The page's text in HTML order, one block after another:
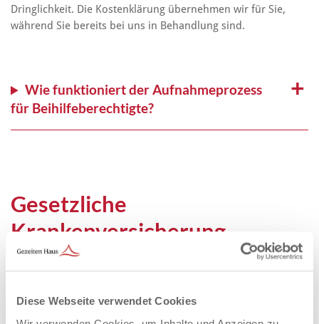
Diese Webseite verwendet Cookies
Dringlichkeit. Die Kostenklärung übernehmen wir für Sie,
während Sie bereits bei uns in Behandlung sind.
Wie funktioniert der Aufnahmeprozess
für Beihilfeberechtigte?
Gesetzliche
Krankenversicherung
Gesetzliche Krankenkassen sind nicht verpflichtet
zu übernehmen.